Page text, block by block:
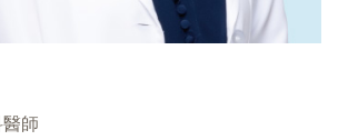
師